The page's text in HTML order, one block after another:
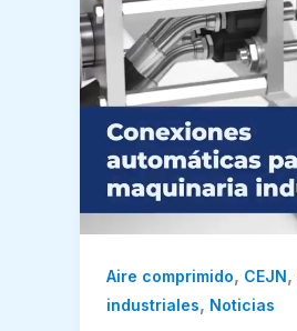
Aire comprimido, CEJN,
industriales, Noticias